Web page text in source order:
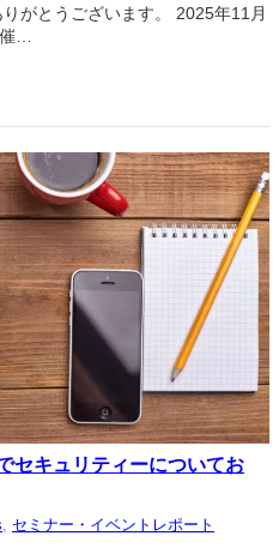
がとうございます。 2025年11月
…
キュリティーについてお
, セミナー・イベントレポート